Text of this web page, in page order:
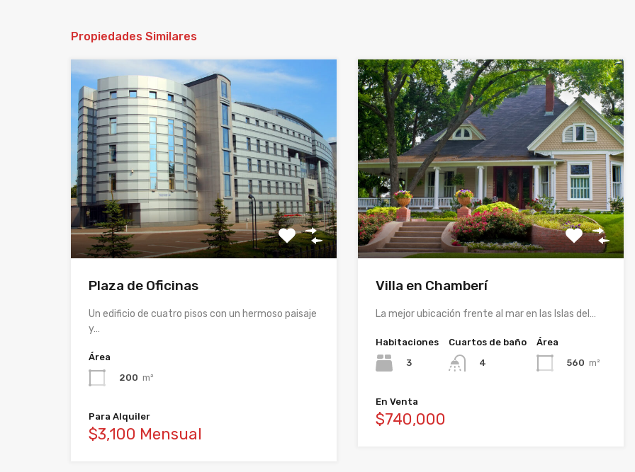
Propiedades Similares
Plaza de Oficinas
Un edificio de cuatro pisos con un hermoso paisaje
y…
Área
200 m²
Para Alquiler
$3,100 Mensual
Villa en Chamberí
La mejor ubicación frente al mar en las Islas del…
Habitaciones
3
Cuartos de baño
4
Área
560 m²
En Venta
$740,000